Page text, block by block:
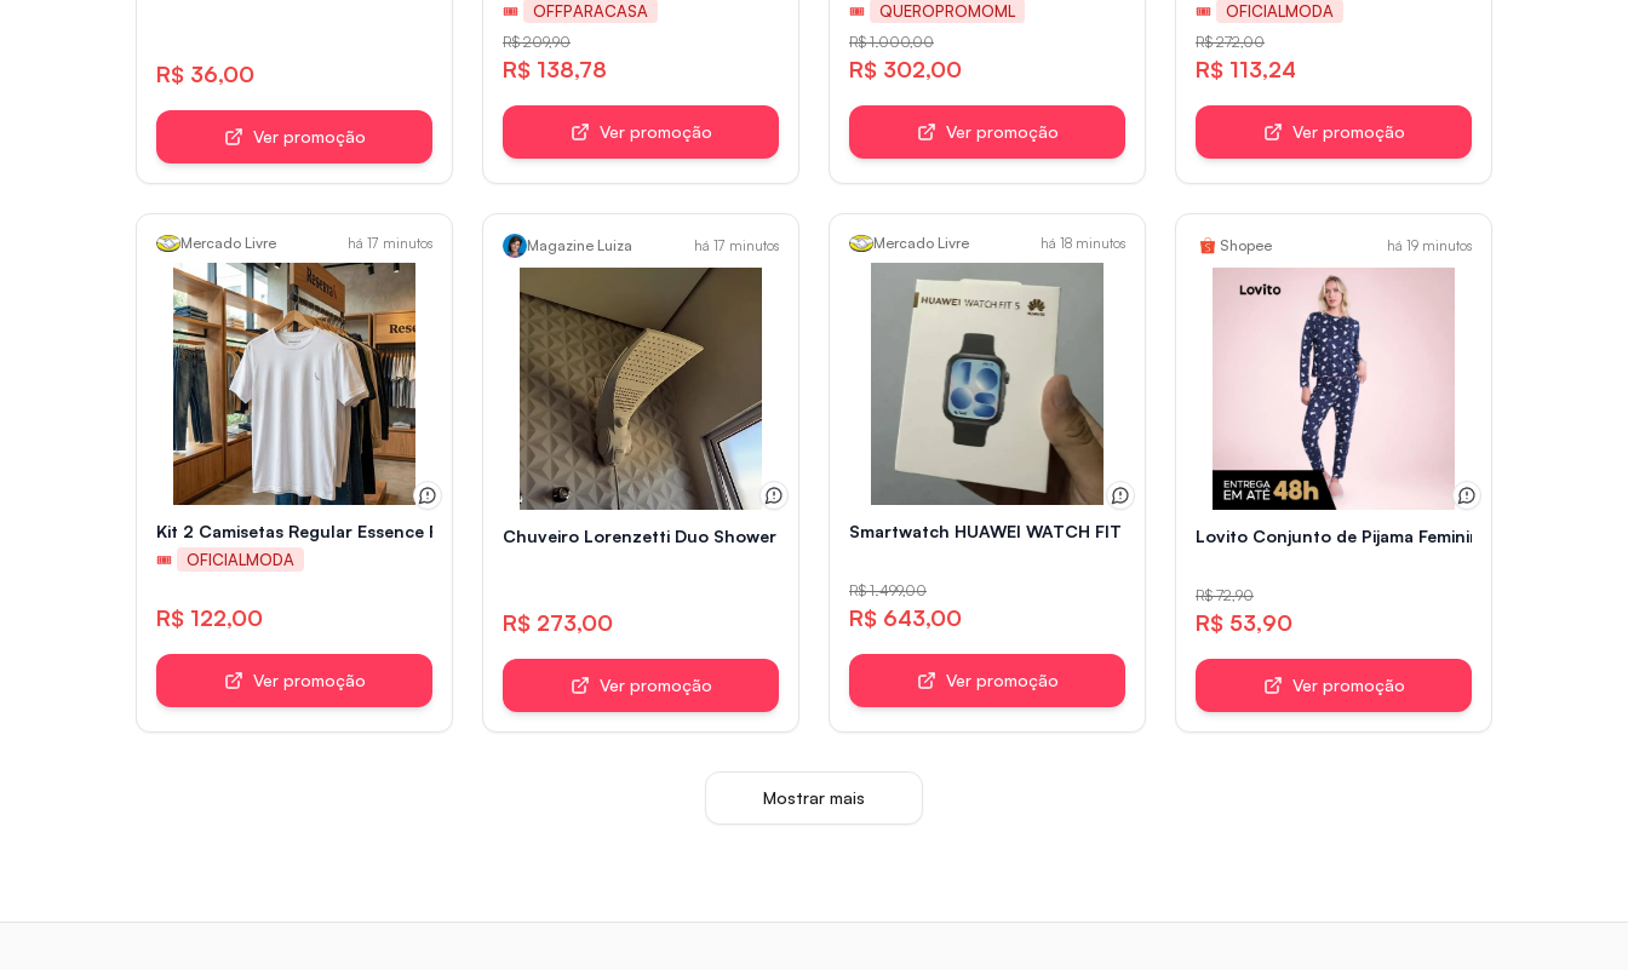
R$ 36,00
Ver promoção
🎟 OFFPARACASA
R$ 209,90
R$ 138,78
Ver promoção
🎟 QUEROPROMOML
R$ 1.000,00
R$ 302,00
Ver promoção
🎟 OFICIALMODA
R$ 272,00
R$ 113,24
Ver promoção
Mercado Livre há 17 minutos
Kit 2 Camisetas Regular Essence Reserva
🎟 OFICIALMODA
R$ 122,00
Ver promoção
Magazine Luiza há 17 minutos
Chuveiro Lorenzetti Duo Shower Quadra Multitemperatura 110V 5500W
R$ 273,00
Ver promoção
Mercado Livre há 18 minutos
Smartwatch HUAWEI WATCH FIT 5 AMOLED 1.82\" Roxo
R$ 1.499,00
R$ 643,00
Ver promoção
Shopee há 19 minutos
Lovito Conjunto de Pijama Feminino Longo Estampa
R$ 72,90
R$ 53,90
Ver promoção
Mostrar mais